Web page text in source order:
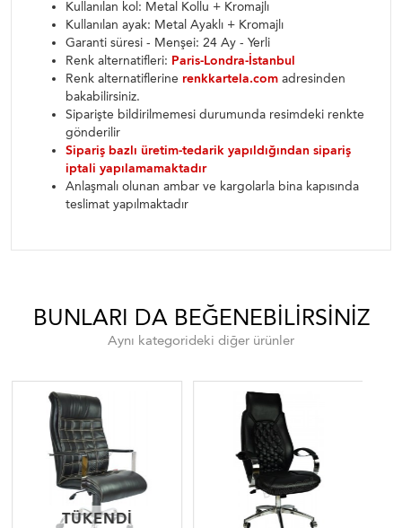
Kullanılan kol: Metal Kollu + Kromajlı
Kullanılan ayak: Metal Ayaklı + Kromajlı
Garanti süresi - Menşei: 24 Ay - Yerli
Renk alternatifleri: Paris-Londra-İstanbul
Renk alternatiflerine renkkartela.com adresinden
bakabilirsiniz.
Siparişte bildirilmemesi durumunda resimdeki renkte
gönderilir
Sipariş bazlı üretim-tedarik yapıldığından sipariş
iptali yapılamamaktadır
Anlaşmalı olunan ambar ve kargolarla bina kapısında
teslimat yapılmaktadır
BUNLARI DA BEĞENEBILIRSINIZ
Aynı kategorideki diğer ürünler
TÜKENDI
TÜKENDI